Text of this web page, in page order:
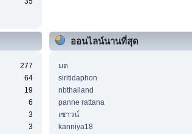
277
64
19
6
3
3
ออนไลน์นานที่สุด
มด
siritidaphon
nbthailand
panne rattana
เชาวน์
kanniya18